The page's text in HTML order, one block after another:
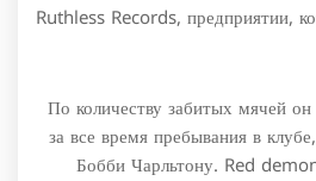
Ruthless Records, предприятии,
По количеству забитых мячей
за все время пребывания в
Бобби Чарльтону. Red